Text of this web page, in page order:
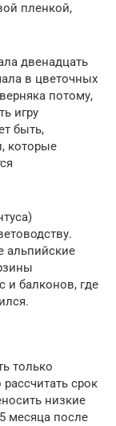
пленкой,
двенадцать
в цветочных
потому,
игру
быть,
которые
альпийские
и балконов, где
только
срок
низкие
месяца после